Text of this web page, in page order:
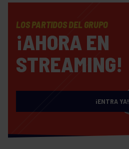
LOS PARTIDOS DEL GRUPO
¡AHORA EN
STREAMING!
¡ENTRA YA!